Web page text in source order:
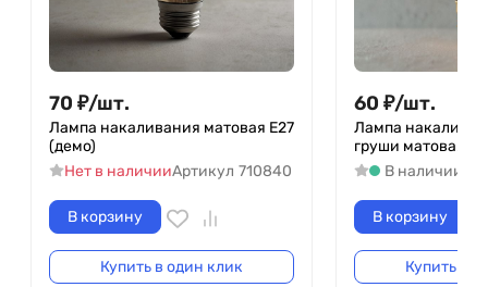
70 ₽/шт.
Лампа накаливания матовая Е27
(демо)
Нет в наличииАртикул 710840
В корзину
Купить в один клик
60 ₽/шт.
Лампа
груши матовая
В наличии
В корзину
Купить в